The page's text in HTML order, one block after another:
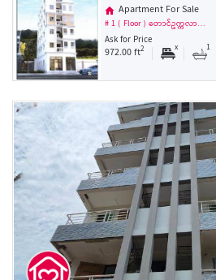
Apartment For Sale
# 1 ( Floor ) တောင်ဥက္ကလာ…
Ask for Price
972.00 ft2 x 1